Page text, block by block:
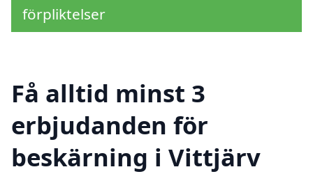
förpliktelser
Få alltid minst 3
erbjudanden för
beskärning i Vittjärv